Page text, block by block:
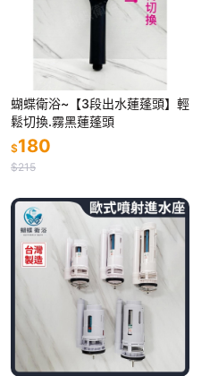
蝴蝶衛浴~【3段出水蓮蓬頭】輕
鬆切換.霧黑蓮蓬頭
$180
$215